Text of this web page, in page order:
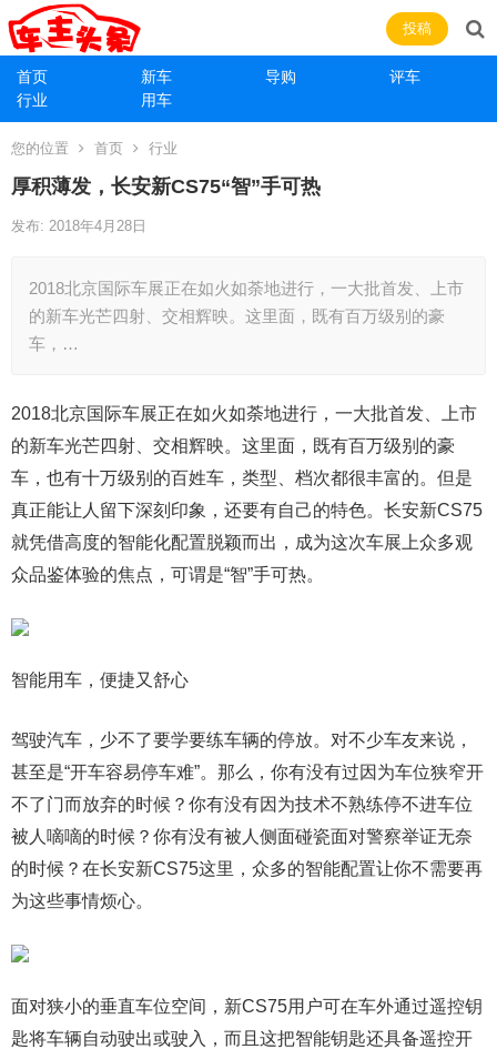
首页 新车 导购
评车
行业
用车
投稿
您的位置 首页 行业
厚积薄发，长安新CS75“智”手可热
发布: 2018年4月28日
2018北京国际车展正在如火如荼地进行，一大批首发、上市
的新车光芒四射、交相辉映。这里面，既有百万级别的豪
车，…
2018北京国际车展正在如火如荼地进行，一大批首发、上市
的新车光芒四射、交相辉映。这里面，既有百万级别的豪
车，也有十万级别的百姓车，类型、档次都很丰富的。但是
真正能让人留下深刻印象，还要有自己的特色。长安新CS75
就凭借高度的智能化配置脱颖而出，成为这次车展上众多观
众品鉴体验的焦点，可谓是“智”手可热。
智能用车，便捷又舒心
驾驶汽车，少不了要学要练车辆的停放。对不少车友来说，
甚至是“开车容易停车难”。那么，你有没有过因为车位狭窄开
不了门而放弃的时候？你有没有因为技术不熟练停不进车位
被人嘀嘀的时候？你有没有被人侧面碰瓷面对警察举证无奈
的时候？在长安新CS75这里，众多的智能配置让你不需要再
为这些事情烦心。
面对狭小的垂直车位空间，新CS75用户可在车外通过遥控钥
匙将车辆自动驶出或驶入，而且这把智能钥匙还具备遥控开